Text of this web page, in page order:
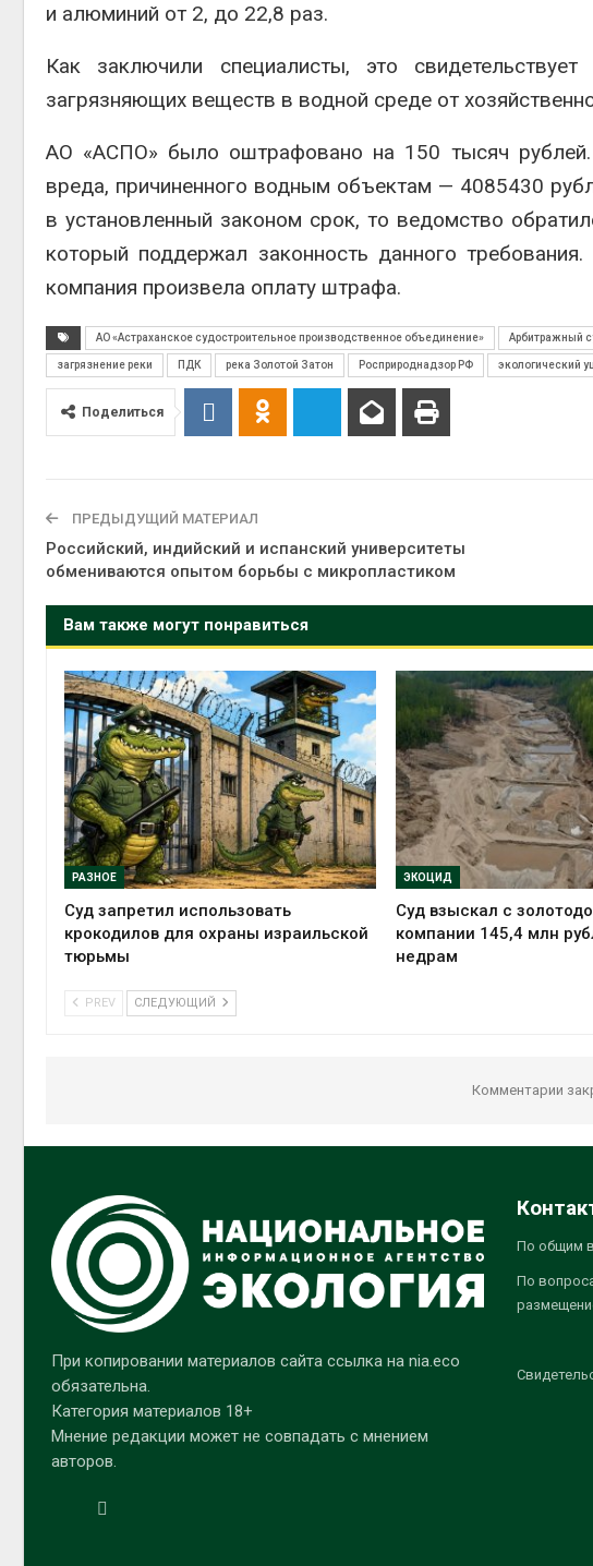
и алюминий от 2, до 22,8 раз.
Как заключили специалисты, это
загрязняющих веществ в водной среде от
АО «АСПО» было оштрафовано на 150 тысяч
вреда, причиненного водным объектам — 4085430
в установленный законом срок, то ведомство
который поддержал законность данного
компания произвела оплату штрафа.
АО «Астраханское судостроительное производственное объединение» Арбитражный
загрязнение реки ПДК река Золотой Затон Росприроднадзор РФ экологический
Поделиться
ПРЕДЫДУЩИЙ МАТЕРИАЛ
Российский, индийский и испанский университеты
обмениваются опытом борьбы с микропластиком
Вам также могут понравиться
РАЗНОЕ
Суд запретил использовать
крокодилов для охраны израильской
тюрьмы
ЭКОЦИД
Суд взыскал с
компании 145,4 млн
недрам
PREV СЛЕДУЮЩИЙ
Комментарии
При копировании материалов сайта ссылка на nia.eco
обязательна.
Категория материалов 18+
Мнение редакции может не совпадать с мнением
авторов.
По общим
По